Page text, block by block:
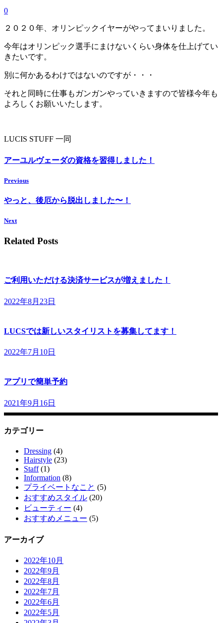
0
２０２０年、オリンピックイヤーがやってまいりました。
今年はオリンピック選手にまけないくらい身体を仕上げてい
きたいです。
別に何かあるわけではないのですが・・・
それと同時に仕事もガンガンやっていきますので皆様今年も
よろしくお願いいたします。
LUCIS STUFF 一同
アーユルヴェーダの資格を習得しました！
Previous
やっと、後厄から脱出しました〜！
Next
Related Posts
ご利用いただける決済サービスが増えました！
2022年8月23日
LUCSでは新しいスタイリストを募集してます！
2022年7月10日
アプリで簡単予約
2021年9月16日
カテゴリー
Dressing (4)
Hairstyle (23)
Staff(1)
Information (8)
プライベートなこと (5)
おすすめスタイル (20)
ビューティー (4)
おすすめメニュー (5)
アーカイブ
2022年10月
2022年9月
2022年8月
2022年7月
2022年6月
2022年5月